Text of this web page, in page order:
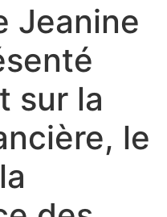
Jeanine
sur la
le